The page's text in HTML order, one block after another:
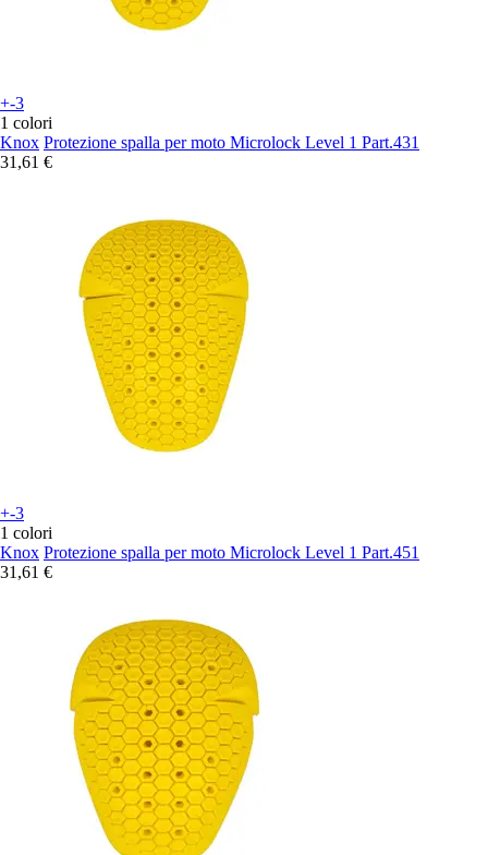
+-3
1 colori
Knox Protezione spalla per moto Microlock Level 1 Part.431
31,61 €
+-3
1 colori
Knox Protezione spalla per moto Microlock Level 1 Part.451
31,61 €